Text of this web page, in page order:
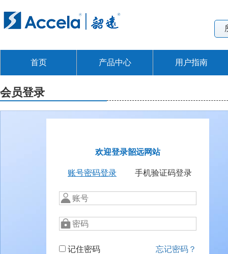
首页 产品中心 用户指南
会员登录
欢迎登录韶远网站
账号密码登录 手机验证码登录
记住密码 忘记密码？